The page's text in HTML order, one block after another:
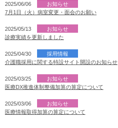
2025/06/06
お知らせ
7月1日（火）病室変更・面会のお願い
2025/05/13
お知らせ
診療実績を更新しました
2025/04/30
採用情報
介護職採用に関する特設サイト開設のお知らせ
2025/03/25
お知らせ
医療DX推進体制整備加算の算定について
2025/03/06
お知らせ
医療情報取得加算の算定について